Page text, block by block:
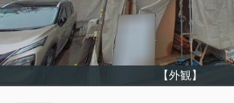
【外観】